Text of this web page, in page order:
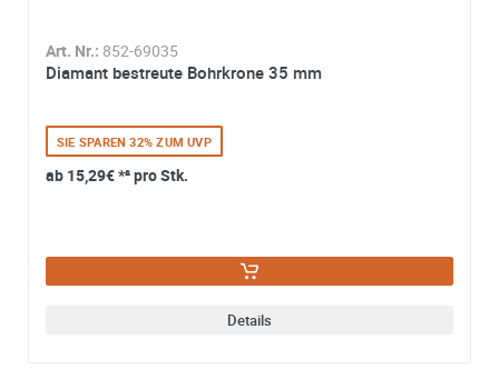
Art. Nr.: 852-69035
Diamant bestreute Bohrkrone 35 mm
SIE SPAREN 32% ZUM UVP
ab 15,29€*² pro Stk.
Details